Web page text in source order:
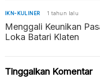
IKN-KULINER 1 tahun lalu
Menggali Keunikan
Loka Batari Klaten
Tinggalkan Komentar